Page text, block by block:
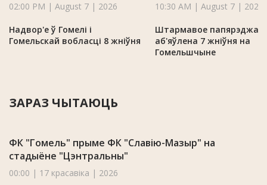
02:00 PM | August 7 | 2026
Надвор'е ў Гомелі і
Гомельскай вобласці 8 жніўня
10:30 AM | August 7 | 2026
Штармавое
аб'яўлена 7 жніўня на
Гомельшчыне
ЗАРАЗ ЧЫТАЮЦЬ
ФК "Гомель" прыме ФК "Славію-Мазыр" на
стадыёне "Цэнтральны"
00:00 | 17 красавіка | 2026